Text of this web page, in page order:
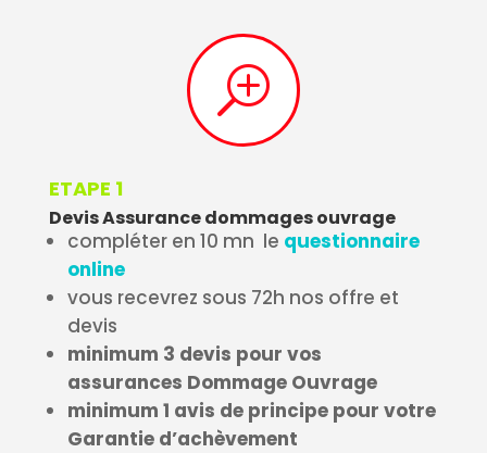
T
ETAPE 1
Devis Assurance dommages ouvrage
compléter en 10 mn le questionnaire
online
vous recevrez sous 72h nos offre et
devis
minimum 3 devis pour vos
assurances Dommage Ouvrage
minimum 1 avis de principe pour votre
Garantie d’achèvement